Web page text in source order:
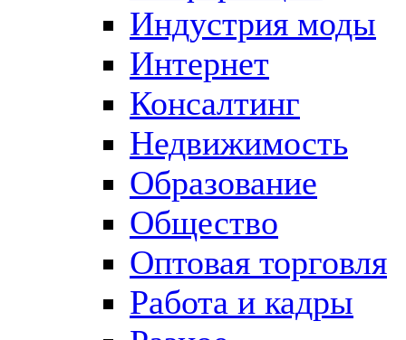
Индустрия моды
Интернет
Консалтинг
Недвижимость
Образование
Общество
Оптовая торговля
Работа и кадры